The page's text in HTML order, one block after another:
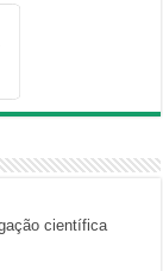
científica